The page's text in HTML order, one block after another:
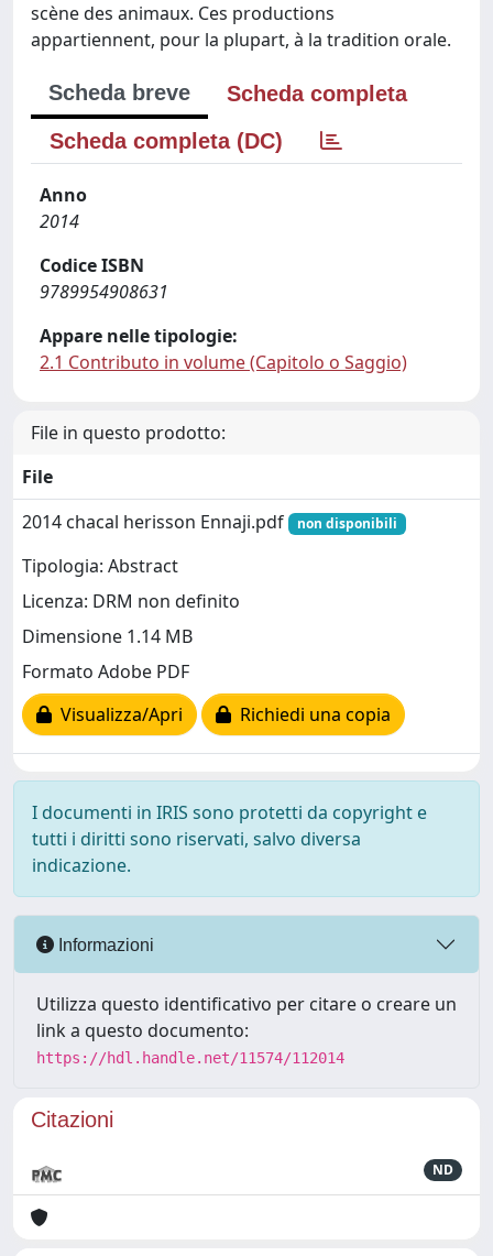
scène des animaux. Ces productions
appartiennent, pour la plupart, à la tradition orale.
Scheda breve
Scheda completa
Scheda completa (DC)
Anno
2014
Codice ISBN
9789954908631
Appare nelle tipologie:
2.1 Contributo in volume (Capitolo o Saggio)
File in questo prodotto:
File
2014 chacal herisson Ennaji.pdf
non disponibili
Tipologia: Abstract
Licenza: DRM non definito
Dimensione 1.14 MB
Formato Adobe PDF
Visualizza/Apri
Richiedi una copia
I documenti in IRIS sono protetti da copyright e
tutti i diritti sono riservati, salvo diversa
indicazione.
Informazioni
Utilizza questo identificativo per citare o creare un
link a questo documento:
https://hdl.handle.net/11574/112014
Citazioni
ND